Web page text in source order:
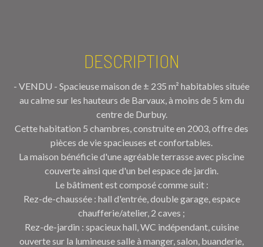
DESCRIPTION
- VENDU - Spacieuse maison de ± 235 m² habitables située
au calme sur les hauteurs de Barvaux, à moins de 5 km du
centre de Durbuy.
Cette habitation 5 chambres, construite en 2003, offre des
pièces de vie spacieuses et confortables.
La maison bénéficie d'une agréable terrasse avec piscine
couverte ainsi que d'un bel espace de jardin.
Le bâtiment est composé comme suit :
Rez-de-chaussée : hall d'entrée, double garage, espace
chaufferie/atelier, 2 caves ;
Rez-de-jardin : spacieux hall, WC indépendant, cuisine
ouverte sur la lumineuse salle à manger, salon, buanderie,